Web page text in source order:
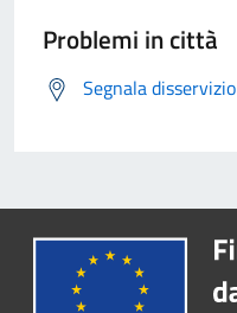
Problemi in città
Segnala disservizio